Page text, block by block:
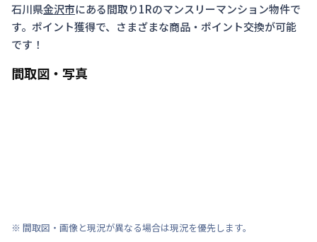
石川県金沢市にある間取り1Rのマンスリーマンション物件で
す。ポイント獲得で、さまざまな商品・ポイント交換が可能
です！
間取図・写真
※ 間取図・画像と現況が異なる場合は現況を優先します。